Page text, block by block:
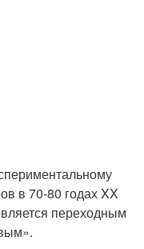
в 70-80 годах XX
переходным